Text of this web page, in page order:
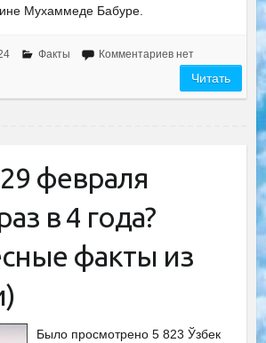
Мухаммеде Бабуре.
Факты Комментариев нет
Читать
февраля
в 4 года?
факты из
Было просмотрено 5 823 Ўзбек